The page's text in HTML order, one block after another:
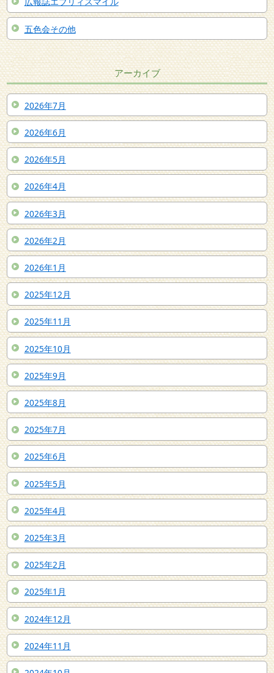
五色会その他
アーカイブ
2026年7月
2026年6月
2026年5月
2026年4月
2026年3月
2026年2月
2026年1月
2025年12月
2025年11月
2025年10月
2025年9月
2025年8月
2025年7月
2025年6月
2025年5月
2025年4月
2025年3月
2025年2月
2025年1月
2024年12月
2024年11月